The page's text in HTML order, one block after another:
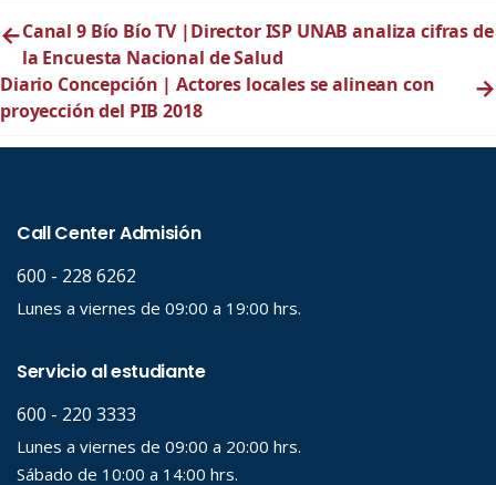
←Canal 9 Bío Bío TV |Director ISP UNAB analiza cifras de
la Encuesta Nacional de Salud
Diario Concepción | Actores locales se alinean con
proyección del PIB 2018
→